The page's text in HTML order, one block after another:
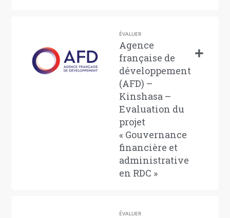
ÉVALUER
Agence
française de
développement
(AFD) –
Kinshasa –
Evaluation du
projet
« Gouvernance
financière et
administrative
en RDC »
ÉVALUER